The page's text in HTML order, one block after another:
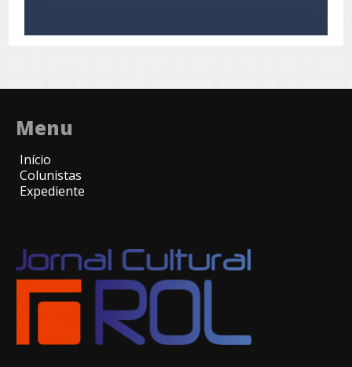
Menu
Início
Colunistas
Expediente